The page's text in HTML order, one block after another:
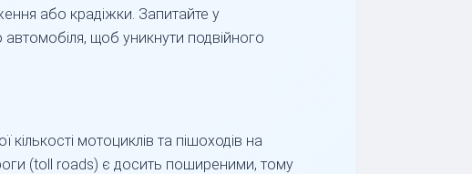
або крадіжки. Запитайте у
щоб уникнути подвійного
мотоциклів та пішоходів на
(toll roads) є досить поширеними, тому